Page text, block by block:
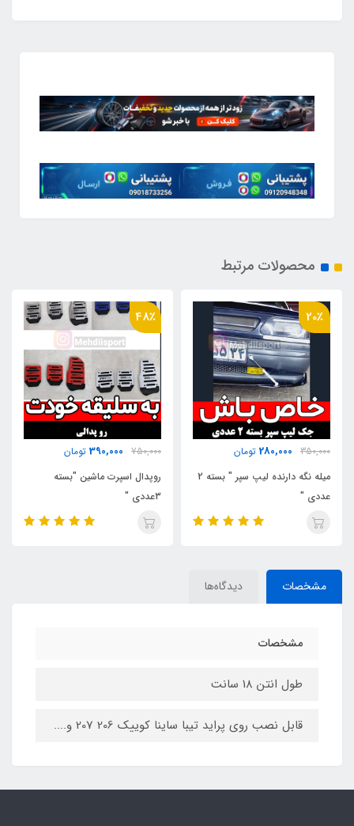
محصولات مرتبط
48٪
750,000
390,000
روپدال اسپرت ماشین "بسته
19٪
900,000
730,000
سردنده اسپرت 508
مشخصات دیدگاه‌ها
مشخصات
طول انتن 18 سانت
قابل نصب روی پراید تیبا ساینا کوییک 206 207 و....